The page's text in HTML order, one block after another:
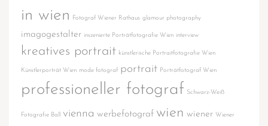
in wien
Fotograf Wiener Rathaus glamour photography
imagogestalter inszenierte Porträtfotografie Wien interview
kreatives portrait künstlerische Portraitfotografie Wien
Künstlerporträt Wien mode fotograf portrait Porträtfotograf Wien
professioneller fotograf Schwarz-Weiß
Fotografie Ball vienna werbefotograf wien wiener Wiener